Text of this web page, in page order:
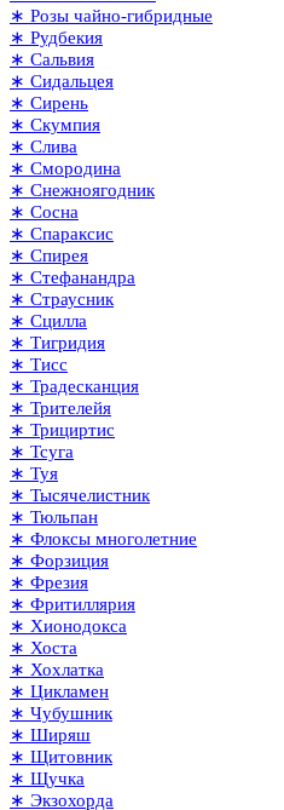
∗ Розы чайно-гибридные
∗ Рудбекия
∗ Сальвия
∗ Сидальцея
∗ Сирень
∗ Скумпия
∗ Слива
∗ Смородина
∗ Снежноягодник
∗ Сосна
∗ Спараксис
∗ Спирея
∗ Стефанандра
∗ Страусник
∗ Сцилла
∗ Тигридия
∗ Тисс
∗ Традесканция
∗ Трителейя
∗ Трициртис
∗ Тсуга
∗ Туя
∗ Тысячелистник
∗ Тюльпан
∗ Флоксы многолетние
∗ Форзиция
∗ Фрезия
∗ Фритиллярия
∗ Хионодокса
∗ Хоста
∗ Хохлатка
∗ Цикламен
∗ Чубушник
∗ Ширяш
∗ Щитовник
∗ Щучка
∗ Экзохорда